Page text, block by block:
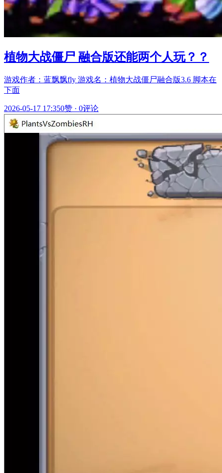
植物大战僵尸 融合版还能两个人玩？？
游戏作者：蓝飘飘fly 游戏名：植物大战僵尸融合版3.6 脚本在
下面
2026-05-17 17:350赞 · 0评论